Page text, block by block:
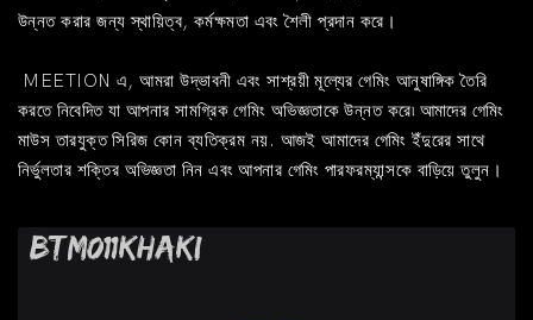
উন্নত করার জন্য স্থায়িত্ব, কর্মক্ষমতা এবং শৈলী প্রদান করে।
MEETION এ, আমরা উদ্ভাবনী এবং সাশ্রয়ী মূল্যের গেমিং আনুষাঙ্গিক তৈরি
করতে নিবেদিত যা আপনার সামগ্রিক গেমিং অভিজ্ঞতাকে উন্নত করে৷ আমাদের গেমিং
মাউস তারযুক্ত সিরিজ কোন ব্যতিক্রম নয়. আজই আমাদের গেমিং ইঁদুরের সাথে
নির্ভুলতার শক্তির অভিজ্ঞতা নিন এবং আপনার গেমিং পারফরম্যান্সকে বাড়িয়ে তুলুন।
BTM011KHAKI